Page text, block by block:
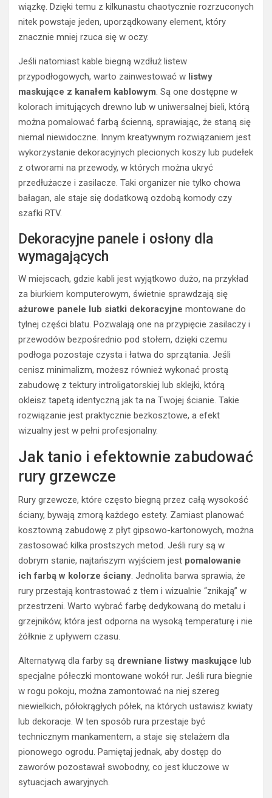
wiązkę. Dzięki temu z kilkunastu chaotycznie rozrzuconych
nitek powstaje jeden, uporządkowany element, który
znacznie mniej rzuca się w oczy.
Jeśli natomiast kable biegną wzdłuż listew
przypodłogowych, warto zainwestować w listwy
maskujące z kanałem kablowym. Są one dostępne w
kolorach imitujących drewno lub w uniwersalnej bieli, którą
można pomalować farbą ścienną, sprawiając, że staną się
niemal niewidoczne. Innym kreatywnym rozwiązaniem jest
wykorzystanie dekoracyjnych plecionych koszy lub pudełek
z otworami na przewody, w których można ukryć
przedłużacze i zasilacze. Taki organizer nie tylko chowa
bałagan, ale staje się dodatkową ozdobą komody czy
szafki RTV.
Dekoracyjne panele i osłony dla
wymagających
W miejscach, gdzie kabli jest wyjątkowo dużo, na przykład
za biurkiem komputerowym, świetnie sprawdzają się
ażurowe panele lub siatki dekoracyjne montowane do
tylnej części blatu. Pozwalają one na przypięcie zasilaczy i
przewodów bezpośrednio pod stołem, dzięki czemu
podłoga pozostaje czysta i łatwa do sprzątania. Jeśli
cenisz minimalizm, możesz również wykonać prostą
zabudowę z tektury introligatorskiej lub sklejki, którą
okleisz tapetą identyczną jak ta na Twojej ścianie. Takie
rozwiązanie jest praktycznie bezkosztowe, a efekt
wizualny jest w pełni profesjonalny.
Jak tanio i efektownie zabudować
rury grzewcze
Rury grzewcze, które często biegną przez całą wysokość
ściany, bywają zmorą każdego estety. Zamiast planować
kosztowną zabudowę z płyt gipsowo-kartonowych, można
zastosować kilka prostszych metod. Jeśli rury są w
dobrym stanie, najtańszym wyjściem jest pomalowanie
ich farbą w kolorze ściany. Jednolita barwa sprawia, że
rury przestają kontrastować z tłem i wizualnie “znikają” w
przestrzeni. Warto wybrać farbę dedykowaną do metalu i
grzejników, która jest odporna na wysoką temperaturę i nie
żółknie z upływem czasu.
Alternatywą dla farby są drewniane listwy maskujące lub
specjalne półeczki montowane wokół rur. Jeśli rura biegnie
w rogu pokoju, można zamontować na niej szereg
niewielkich, półokrągłych półek, na których ustawisz kwiaty
lub dekoracje. W ten sposób rura przestaje być
technicznym mankamentem, a staje się stelażem dla
pionowego ogrodu. Pamiętaj jednak, aby dostęp do
zaworów pozostawał swobodny, co jest kluczowe w
sytuacjach awaryjnych.